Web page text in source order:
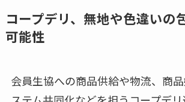
コープデリ、無地や色違いの
可能性
会員生協への商品供給や物流、商